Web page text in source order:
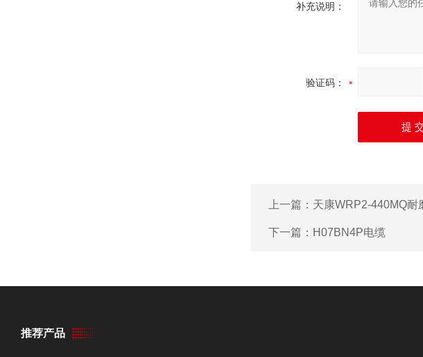
补充说明：
验证码：
上一篇： 天康WRP2-440MQ耐
下一篇： H07BN4P电缆
推荐产品